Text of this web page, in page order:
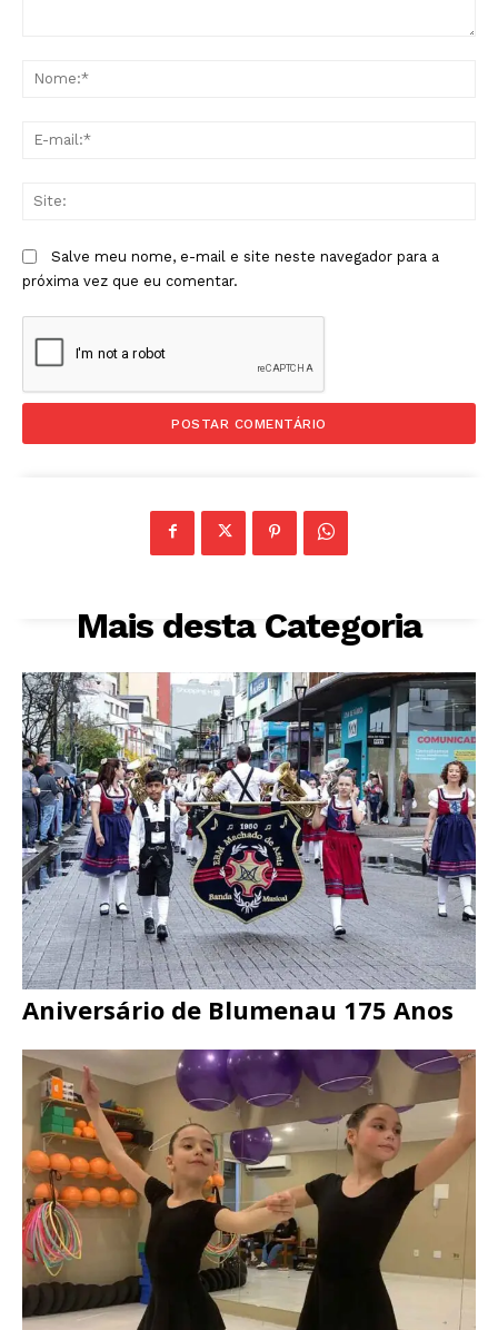
Salve meu nome, e-mail e site neste navegador para a
próxima vez que eu comentar.
Mais desta Categoria
Aniversário de Blumenau 175 Anos